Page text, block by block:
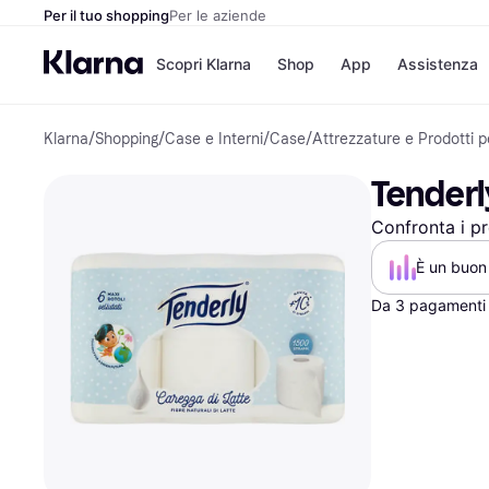
Per il tuo shoppingPer le aziende
Scopri Klarna
Opzioni di
Paga ora
Paga in 3 rate
Paga dopo 30 giorni
Finanziamento
Shop
Negozi
Unieuro
Media
eBay
App Assistenza
Klarna/Shopping/Case e Interni/Case/Attrezzature e Prodotti
Confronta i
È un
Da 3